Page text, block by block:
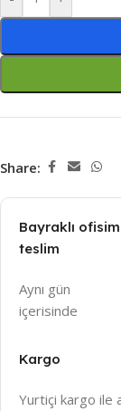
Share:
Bayraklı
teslim
Aynı gün
içerisinde
Kargo
Yurtiçi kargo ile